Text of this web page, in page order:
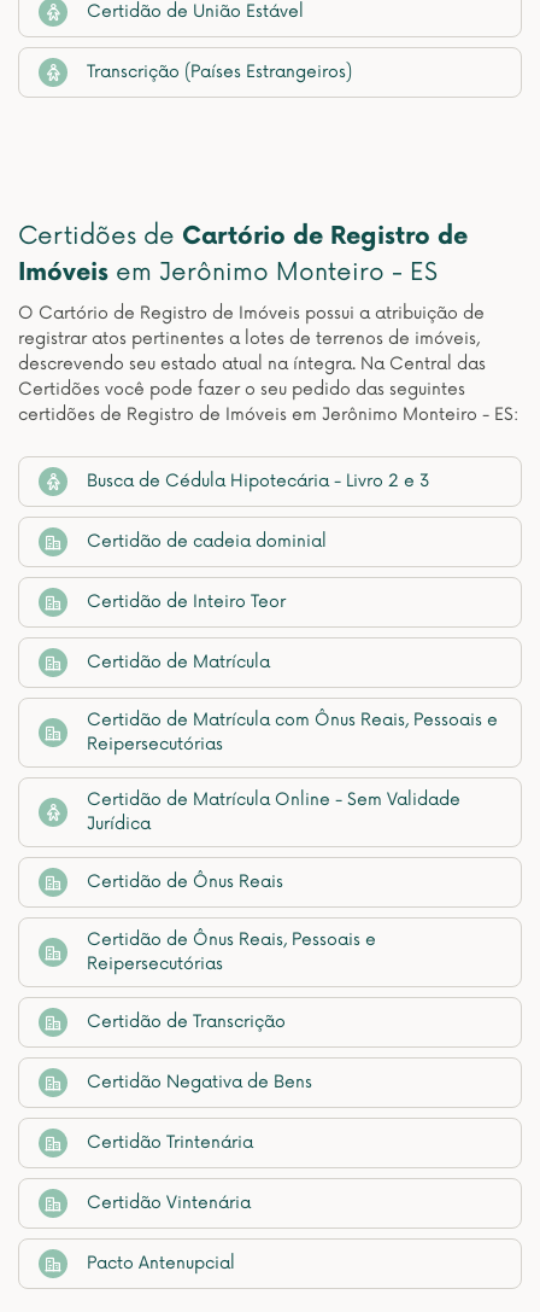
Certidão de União Estável
Transcrição (Países Estrangeiros)
Certidões de Cartório de Registro de
Imóveis em Jerônimo Monteiro - ES
O Cartório de Registro de Imóveis possui a atribuição de
registrar atos pertinentes a lotes de terrenos de imóveis,
descrevendo seu estado atual na íntegra. Na Central das
Certidões você pode fazer o seu pedido das seguintes
certidões de Registro de Imóveis em Jerônimo Monteiro - ES:
Busca de Cédula Hipotecária - Livro 2 e 3
Certidão de cadeia dominial
Certidão de Inteiro Teor
Certidão de Matrícula
Certidão de Matrícula com Ônus Reais, Pessoais e
Reipersecutórias
Certidão de Matrícula Online - Sem Validade
Jurídica
Certidão de Ônus Reais
Certidão de Ônus Reais, Pessoais e
Reipersecutórias
Certidão de Transcrição
Certidão Negativa de Bens
Certidão Trintenária
Certidão Vintenária
Pacto Antenupcial